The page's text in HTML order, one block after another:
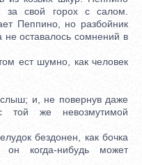
за свой горох с салом.
Пеппино, но разбойник
не оставалось сомнений в
ест шумно, как человек
и, не повернув даже
той же невозмутимой
бездонен, как бочка
когда-нибудь может